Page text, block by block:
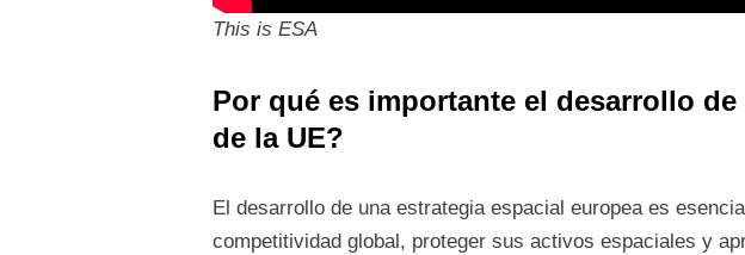
This is ESA
Por qué es importante el desarrollo
de la UE?
El desarrollo de una estrategia espacial europea es
competitividad global, proteger sus activos espaciales y